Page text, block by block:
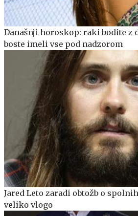
Današnji horoskop: raki bodite z
boste imeli vse pod nadzorom
Jared Leto zaradi obtožb o
veliko vlogo